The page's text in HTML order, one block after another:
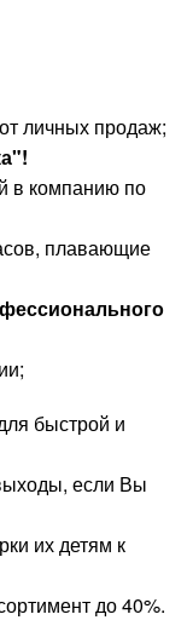
личных продаж;
в компанию по
плавающие
быстрой и
если Вы
их детям к
до 40%.